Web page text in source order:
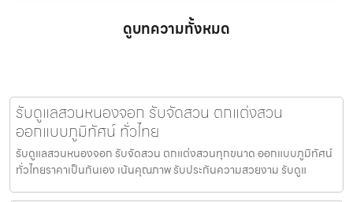
ดูบทความทั้งหมด
รับดูแลสวนหนองจอก รับจัดสวน ตกแต่งสวน
ออกแบบภูมิทัศน์ ทั่วไทย
รับดูแลสวนหนองจอก รับจัดสวน ตกแต่งสวนทุกขนาด ออกแบบภูมิทัศน์
ทั่วไทยราคาเป็นกันเอง เน้นคุณภาพ รับประกันความสวยงาม รับดูแ